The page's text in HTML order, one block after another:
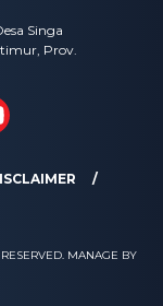
Singa
Prov.
MANAGE BY